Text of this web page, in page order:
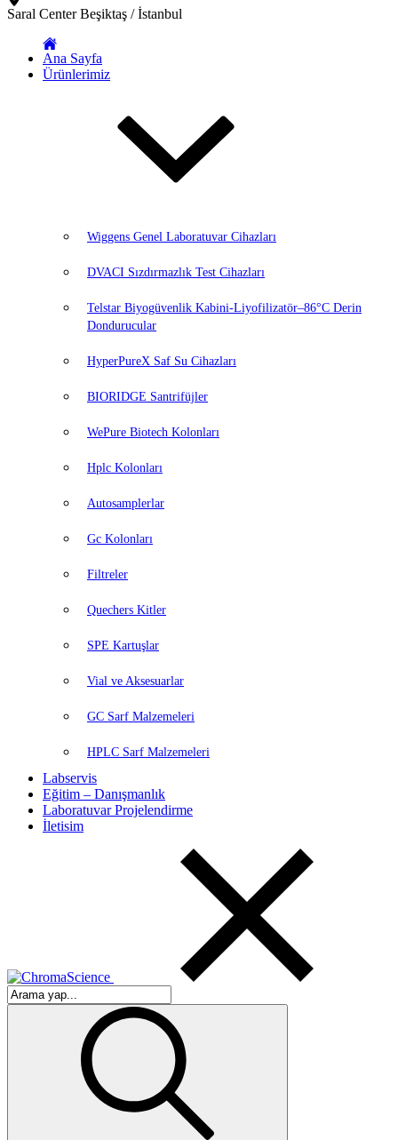
Saral CenterBeşiktaş / İstanbul
Ana Sayfa
Ürünlerimiz
Wiggens Genel Laboratuvar Cihazları
DVACI Sızdırmazlık Test Cihazları
Telstar Biyogüvenlik Kabini-Liyofilizatör–86°C Derin
Dondurucular
HyperPureX Saf Su Cihazları
BIORIDGE Santrifüjler
WePure Biotech Kolonları
Hplc Kolonları
Autosamplerlar
Gc Kolonları
Filtreler
Quechers Kitler
SPE Kartuşlar
Vial ve Aksesuarlar
GC Sarf Malzemeleri
HPLC Sarf Malzemeleri
Labservis
Eğitim – Danışmanlık
Laboratuvar Projelendirme
İletisim